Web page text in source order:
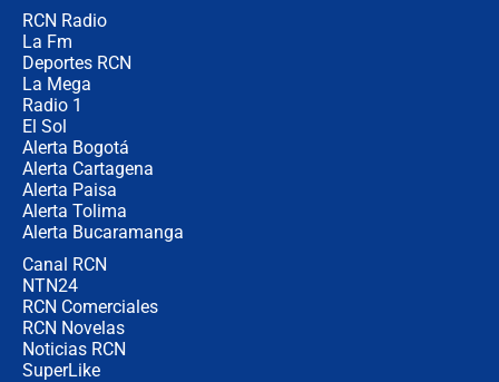
RCN Radio
La Fm
Deportes RCN
La Mega
Radio 1
El Sol
Alerta Bogotá
Alerta Cartagena
Alerta Paisa
Alerta Tolima
Alerta Bucaramanga
Canal RCN
NTN24
RCN Comerciales
RCN Novelas
Noticias RCN
SuperLike